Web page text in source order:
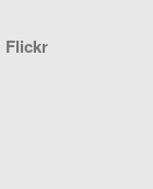
Flickr